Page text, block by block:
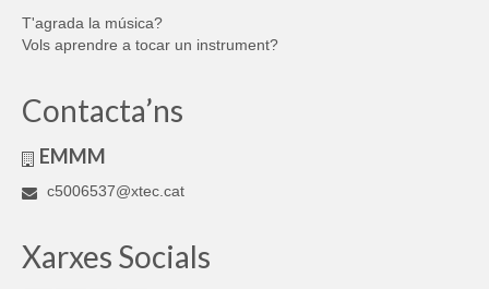
T'agrada la música?
Vols aprendre a tocar un instrument?
Contacta’ns
EMMM
c5006537@xtec.cat
Xarxes Socials